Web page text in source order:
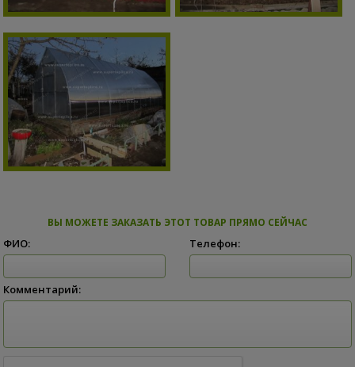
ВЫ МОЖЕТЕ ЗАКАЗАТЬ ЭТОТ ТОВАР ПРЯМО СЕЙЧАС
ФИО: Телефон:
Комментарий: